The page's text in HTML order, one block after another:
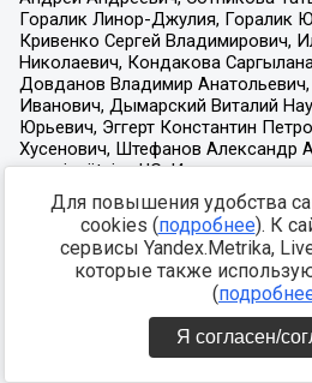
Для повышения удобства
cookies (подробнее). К
сервисы Yandex.Metrika,
которые также
(
Я согласен/